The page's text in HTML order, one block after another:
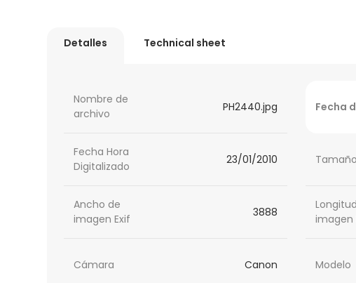
Detalles Technical sheet
Nombre de
archivo
PH2440.jpg Fecha
Fecha Hora
Digitalizado
23/01/2010 Tamaño
Ancho de
imagen Exif
3888
imagen
Cámara Canon Modelo